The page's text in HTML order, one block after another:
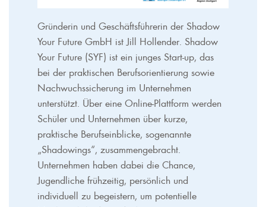
Gründerin und Geschäftsführerin der Shadow
Your Future GmbH ist Jill Hollender. Shadow
Your Future (SYF) ist ein junges Start-up, das
bei der praktischen Berufsorientierung sowie
Nachwuchssicherung im Unternehmen
unterstützt. Über eine Online-Plattform werden
Schüler und Unternehmen über kurze,
praktische Berufseinblicke, sogenannte
„Shadowings“, zusammengebracht.
Unternehmen haben dabei die Chance,
Jugendliche frühzeitig, persönlich und
individuell zu begeistern, um potentielle